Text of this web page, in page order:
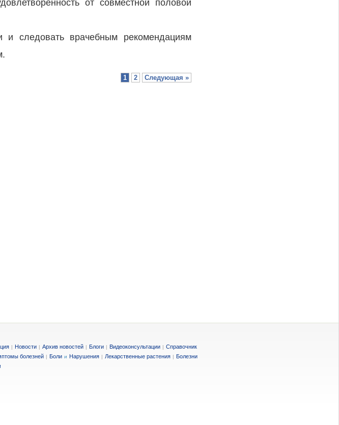
от совместной половой
и следовать врачебным рекомендациям
1 2 Следующая »
| Новости | Архив новостей | Блоги | Видеоконсультации | Справочник
болезней | Боли и Нарушения | Лекарственные растения | Болезни